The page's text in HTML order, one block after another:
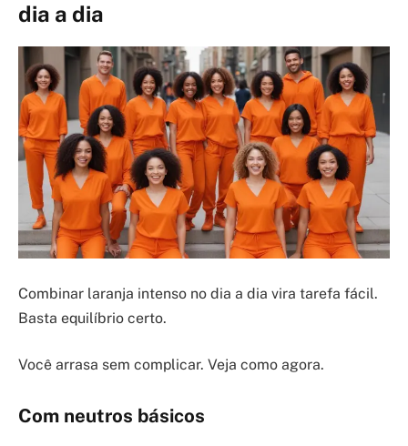
dia a dia
Combinar laranja intenso no dia a dia vira tarefa fácil.
Basta equilíbrio certo.
Você arrasa sem complicar. Veja como agora.
Com neutros básicos